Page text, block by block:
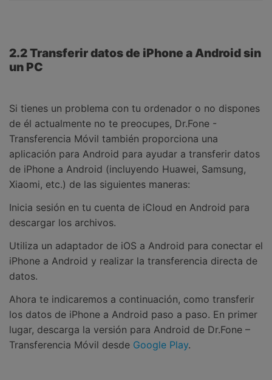
2.2 Transferir datos de iPhone a Android sin
un PC
Si tienes un problema con tu ordenador o no dispones
de él actualmente no te preocupes, Dr.Fone -
Transferencia Móvil también proporciona una
aplicación para Android para ayudar a transferir datos
de iPhone a Android (incluyendo Huawei, Samsung,
Xiaomi, etc.) de las siguientes maneras:
Inicia sesión en tu cuenta de iCloud en Android para
descargar los archivos.
Utiliza un adaptador de iOS a Android para conectar el
iPhone a Android y realizar la transferencia directa de
datos.
Ahora te indicaremos a continuación, como transferir
los datos de iPhone a Android paso a paso. En primer
lugar, descarga la versión para Android de Dr.Fone –
Transferencia Móvil desde Google Play.